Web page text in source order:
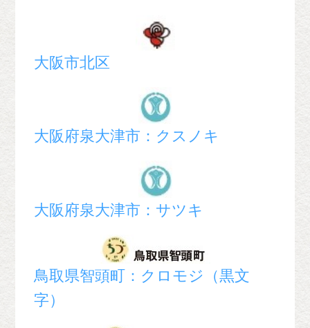
大阪市北区
大阪府泉大津市：クスノキ
大阪府泉大津市：サツキ
鳥取県智頭町：クロモジ（黒文
字）